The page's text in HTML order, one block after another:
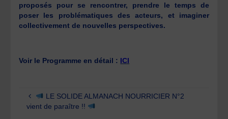
proposés pour se rencontrer, prendre le temps de
poser les problématiques des acteurs, et imaginer
collectivement de nouvelles perspectives.
Voir le Programme en détail : ICI
LE SOLIDE ALMANACH NOURRICIER N°2
vient de paraître !!